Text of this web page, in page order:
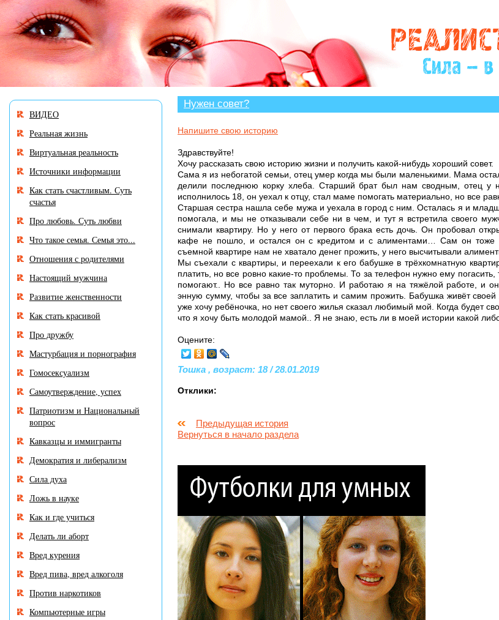
В разделе «Нужен совет?» много историй, авторы которых остро
Нужен совет?
Напишите свою историю
Здравствуйте!
Хочу рассказать свою историю жизни и получить какой-нибудь хороший совет.
Сама я из небогатой семьи, отец умер когда мы были маленькими. Мама
делили последнюю корку хлеба. Старший брат был нам сводным, отец у
исполнилось 18, он уехал к отцу, стал маме помогать материально, но все
Старшая сестра нашла себе мужа и уехала в город с ним. Осталась я и
помогала, и мы не отказывали себе ни в чем, и тут я встретила своего
снимали квартиру. Но у него от первого брака есть дочь. Он пробовал
кафе не пошло, и остался он с кредитом и с алиментами… Сам он тоже
съемной квартире нам не хватало денег прожить, у него высчитывали
Мы съехали с квартиры, и переехали к его бабушке в трёхкомнатную
платить, но все ровно какие-то проблемы. То за телефон нужно ему
помогают.. Но все равно так муторно. И работаю я на тяжёлой работе, и
энную сумму, чтобы за все заплатить и самим прожить. Бабушка живёт
уже хочу ребёночка, но нет своего жилья сказал любимый мой. Когда будет
что я хочу быть молодой мамой.. Я не знаю, есть ли в моей истории какой
Оцените:
Тошка , возраст: 18 / 28.01.2019
Отклики:
Предыдущая история
Вернуться в начало раздела
ВИДЕО
Реальная жизнь
Виртуальная реальность
Источники информации
Как стать счастливым. Суть
счастья
Про любовь. Суть любви
Что такое семья. Семья это...
Отношения с родителями
Настоящий мужчина
Развитие женственности
Как стать красивой
Про дружбу
Мастурбация и порнография
Гомосексуализм
Самоутверждение, успех
Патриотизм и Национальный
вопрос
Кавказцы и иммигранты
Демократия и либерализм
Сила духа
Ложь в науке
Как и где учиться
Делать ли аборт
Вред курения
Вред пива, вред алкоголя
Против наркотиков
Компьютерные игры